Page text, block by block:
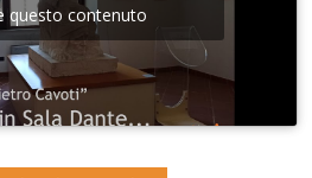
questo contenuto